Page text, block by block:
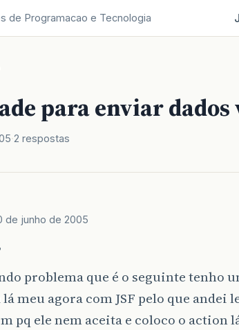
de Programacao e Tecnologia
para enviar dados
2 respostas
de junho de 2005
problema que é o seguinte tenho
meu agora com JSF pelo que andei
pq ele nem aceita e coloco o action